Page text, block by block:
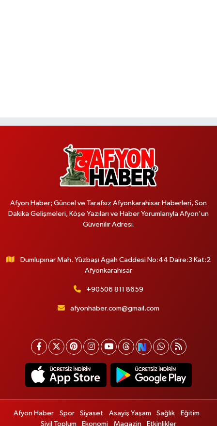
Afyon Haber; Güncel ve Tarafsız Afyonkarahisar Haberleri, Son
Dakika Gelişmeleri, Köşe Yazıları ve Haber Yorumlarıyla Afyon'un
Güvenilir Adresi.
Dumlupınar Mah. Yüzbaşı Agah Caddesi No:44 Daire:3 Kat:2
Afyonkarahisar
+90506 811 8659
afyonhaber.com@gmail.com
Afyon Haber Spor Siyaset Asayiş Yaşam Sağlık
Eğitim
Sivil Toplum
Ekonomi Magazin Etkinlikler